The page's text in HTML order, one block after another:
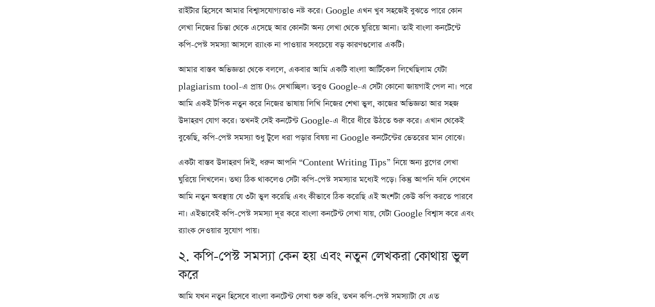
রাইটার হিসেবে আমার বিশ্বাসযোগ্যতাও নষ্ট করে। Google এখন খুব সহজেই বুঝতে পারে কোন
লেখা নিজের চিন্তা থেকে এসেছে আর কোনটা অন্য লেখা থেকে ঘুরিয়ে আনা। তাই বাংলা কনটেন্টে
কপি-পেস্ট সমস্যা আসলে র‍্যাংক না পাওয়ার সবচেয়ে বড় কারণগুলোর একটি।
আমার বাস্তব অভিজ্ঞতা থেকে বললে, একবার আমি একটি বাংলা আর্টিকেল লিখেছিলাম যেটা
plagiarism tool-এ প্রায় 0% দেখাচ্ছিল। তবুও Google-এ সেটা কোনো জায়গাই পেল না। পরে
আমি একই টপিক নতুন করে নিজের ভাষায় লিখি নিজের শেখা ভুল, কাজের অভিজ্ঞতা আর সহজ
উদাহরণ যোগ করে। তখনই সেই কনটেন্ট Google-এ ধীরে ধীরে উঠতে শুরু করে। এখান থেকেই
বুঝেছি, কপি-পেস্ট সমস্যা শুধু টুলে ধরা পড়ার বিষয় না Google কনটেন্টের ভেতরের মান বোঝে।
একটা বাস্তব উদাহরণ দিই, ধরুন আপনি “Content Writing Tips” নিয়ে অন্য ব্লগের লেখা
ঘুরিয়ে লিখলেন। তথ্য ঠিক থাকলেও সেটা কপি-পেস্ট সমস্যার মধ্যেই পড়ে। কিন্তু আপনি যদি লেখেন
আমি নতুন অবস্থায় যে ৩টা ভুল করেছি এবং কীভাবে ঠিক করেছি এই অংশটা কেউ কপি করতে পারবে
না। এইভাবেই কপি-পেস্ট সমস্যা দূর করে বাংলা কনটেন্ট লেখা যায়, যেটা Google বিশ্বাস করে এবং
র‍্যাংক দেওয়ার সুযোগ পায়।
২. কপি-পেস্ট সমস্যা কেন হয় এবং নতুন লেখকরা কোথায় ভুল
করে
আমি যখন নতুন হিসেবে বাংলা কনটেন্ট লেখা শুরু করি, তখন কপি-পেস্ট সমস্যাটা যে এত